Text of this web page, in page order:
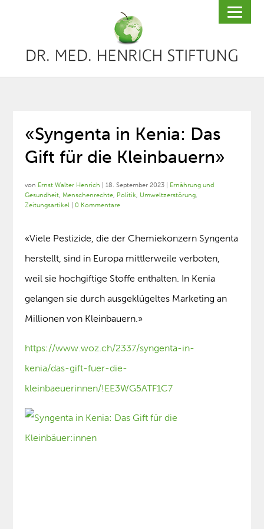
«Syngenta in Kenia: Das
Gift für die Kleinbauern»
von Ernst Walter Henrich |18. September 2023
Ernährung und
Gesundheit, Menschenrechte, Politik, Umweltzerstörung,
Zeitungsartikel |0 Kommentare
«Viele Pestizide, die der Chemiekonzern Syngenta
herstellt, sind in Europa mittlerweile verboten,
weil sie hochgiftige Stoffe enthalten. In Kenia
gelangen sie durch ausgeklügeltes Marketing an
Millionen von Kleinbauern.»
https://www.woz.ch/2337/syngenta-in-
kenia/das-gift-fuer-die-
kleinbaeuerinnen/!EE3WG5ATF1C7